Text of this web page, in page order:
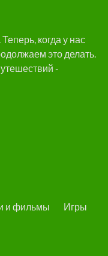
когда у нас
это делать.
-
и фильмы
Игры